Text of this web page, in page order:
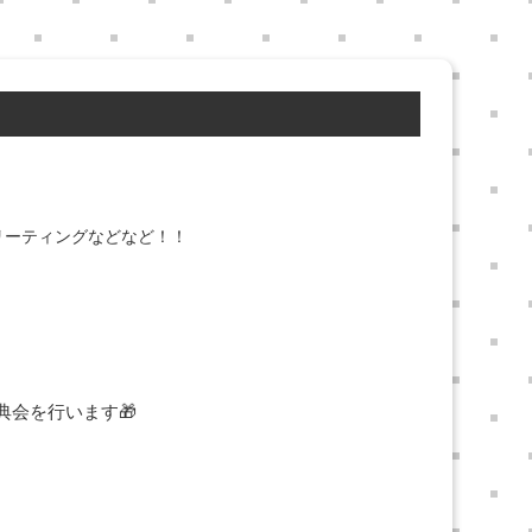
ティングなどなど！！
会を行います🎁